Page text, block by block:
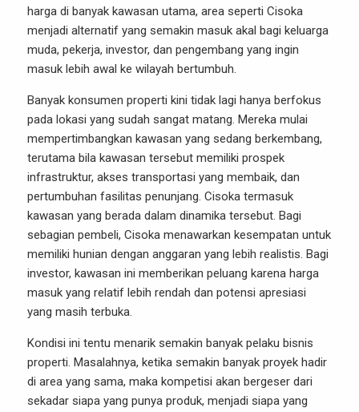
harga di banyak kawasan utama, area seperti Cisoka
menjadi alternatif yang semakin masuk akal bagi keluarga
muda, pekerja, investor, dan pengembang yang ingin
masuk lebih awal ke wilayah bertumbuh.
Banyak konsumen properti kini tidak lagi hanya berfokus
pada lokasi yang sudah sangat matang. Mereka mulai
mempertimbangkan kawasan yang sedang berkembang,
terutama bila kawasan tersebut memiliki prospek
infrastruktur, akses transportasi yang membaik, dan
pertumbuhan fasilitas penunjang. Cisoka termasuk
kawasan yang berada dalam dinamika tersebut. Bagi
sebagian pembeli, Cisoka menawarkan kesempatan untuk
memiliki hunian dengan anggaran yang lebih realistis. Bagi
investor, kawasan ini memberikan peluang karena harga
masuk yang relatif lebih rendah dan potensi apresiasi
yang masih terbuka.
Kondisi ini tentu menarik semakin banyak pelaku bisnis
properti. Masalahnya, ketika semakin banyak proyek hadir
di area yang sama, maka kompetisi akan bergeser dari
sekadar siapa yang punya produk, menjadi siapa yang